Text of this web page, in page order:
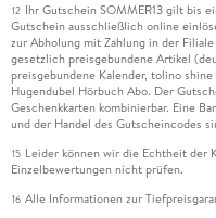
12 Ihr Gutschein SOMMER13 gilt bis
Gutschein ausschließlich online
zur Abholung mit Zahlung in der
gesetzlich preisgebundene Artikel
preisgebundene Kalender, tolino
Hugendubel Hörbuch Abo. Der
Geschenkkarten kombinierbar. Eine
und der Handel des Gutscheincodes
15 Leider können wir die Echtheit der
Einzelbewertungen nicht prüfen.
16 Alle Informationen zur